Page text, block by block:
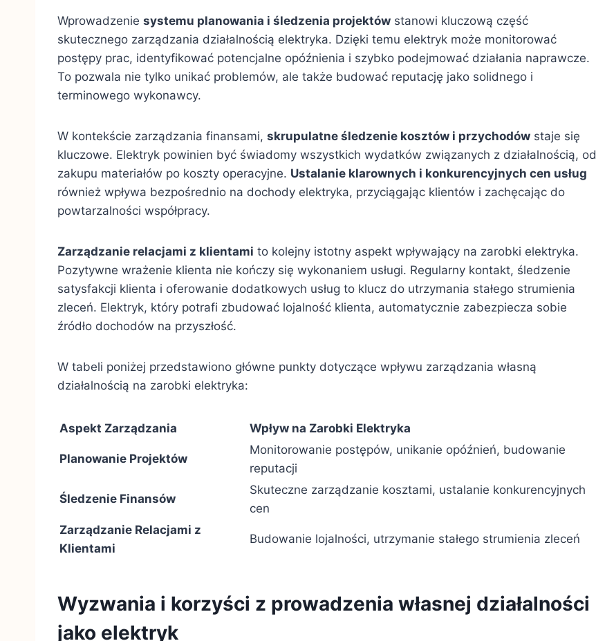
Wprowadzenie systemu planowania i śledzenia projektów stanowi kluczową część
skutecznego zarządzania działalnością elektryka. Dzięki temu elektryk może monitorować
postępy prac, identyfikować potencjalne opóźnienia i szybko podejmować działania naprawcze.
To pozwala nie tylko unikać problemów, ale także budować reputację jako solidnego i
terminowego wykonawcy.
W kontekście zarządzania finansami, skrupulatne śledzenie kosztów i przychodów staje się
kluczowe. Elektryk powinien być świadomy wszystkich wydatków związanych z działalnością, od
zakupu materiałów po koszty operacyjne. Ustalanie klarownych i konkurencyjnych cen usług
również wpływa bezpośrednio na dochody elektryka, przyciągając klientów i zachęcając do
powtarzalności współpracy.
Zarządzanie relacjami z klientami to kolejny istotny aspekt wpływający na zarobki elektryka.
Pozytywne wrażenie klienta nie kończy się wykonaniem usługi. Regularny kontakt, śledzenie
satysfakcji klienta i oferowanie dodatkowych usług to klucz do utrzymania stałego strumienia
zleceń. Elektryk, który potrafi zbudować lojalność klienta, automatycznie zabezpiecza sobie
źródło dochodów na przyszłość.
W tabeli poniżej przedstawiono główne punkty dotyczące wpływu zarządzania własną
działalnością na zarobki elektryka:
Aspekt Zarządzania Wpływ na Zarobki Elektryka
Planowanie Projektów
Monitorowanie postępów, unikanie opóźnień, budowanie
reputacji
Śledzenie Finansów
Skuteczne zarządzanie kosztami, ustalanie konkurencyjnych
cen
Zarządzanie Relacjami z
Klientami
Budowanie lojalności, utrzymanie stałego strumienia zleceń
Wyzwania i korzyści z prowadzenia własnej działalności
jako elektryk